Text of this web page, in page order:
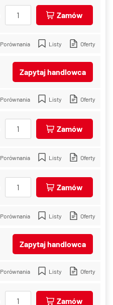
Zamów
Porównania Listy Oferty
Zapytaj handlowca
Porównania Listy Oferty
Zamów
Porównania Listy Oferty
Zamów
Porównania Listy Oferty
Zapytaj handlowca
Porównania Listy Oferty
Zamów